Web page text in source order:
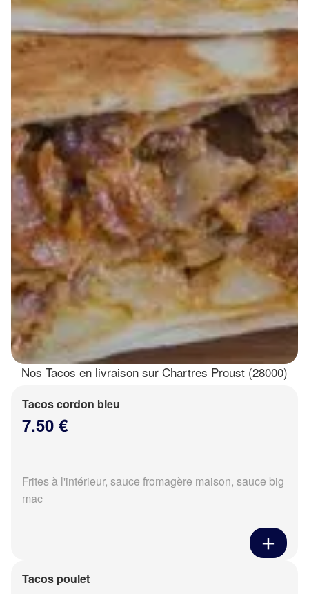
Nos Tacos en livraison sur Chartres Proust (28000)
Tacos cordon bleu
7.50 €
Frites à l'intérieur, sauce fromagère maison, sauce big
mac
Tacos poulet